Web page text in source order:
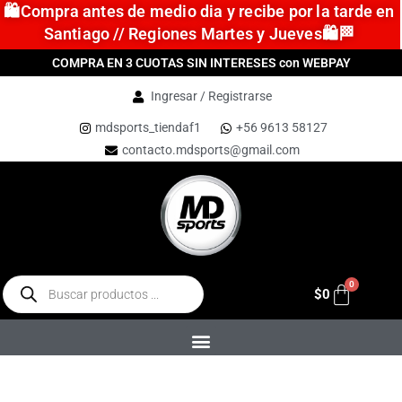
🛍️Compra antes de medio dia y recibe por la tarde en
Santiago // Regiones Martes y Jueves🛍️🏁
COMPRA EN 3 CUOTAS SIN INTERESES con WEBPAY
Ingresar / Registrarse
mdsports_tiendaf1
+56 9613 58127
contacto.mdsports@gmail.com
$0